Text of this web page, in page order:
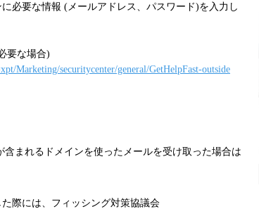
必要な情報 (メールアドレス、パスワード)を入力し
要な場合)
Marketing/securitycenter/general/GetHelpFast-outside
まれるドメインを使ったメールを受け取った場合は
際には、フィッシング対策協議会